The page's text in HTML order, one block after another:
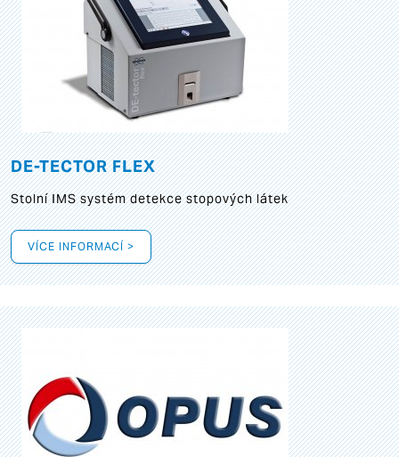
DE-TECTOR FLEX
Stolní IMS systém detekce stopových látek
VÍCE INFORMACÍ >